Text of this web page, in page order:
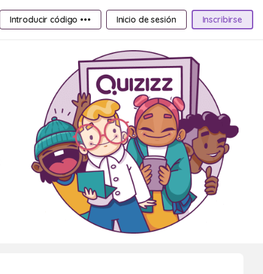
Introducir código ••• Inicio de sesión Inscribirse